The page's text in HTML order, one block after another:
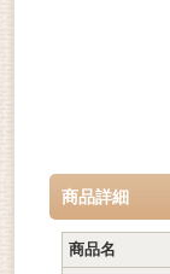
商品詳細
商品名